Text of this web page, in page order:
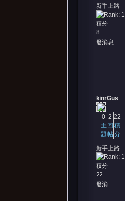
天
新手上路
積分
8
發消息
kinrGus
0
主
題
2
回
帖
22
積
分
新手上路
積分
22
發消